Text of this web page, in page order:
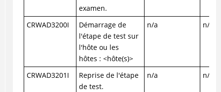
examen.
CRWAD3200I
Démarrage de
l'étape de test sur
l'hôte ou les
hôtes : <hôte(s)>
n/a n/a
CRWAD3201I
Reprise de l'étape
de test.
n/a n/a